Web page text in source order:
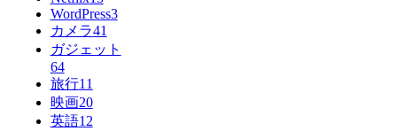
WordPress3
カメラ41
ガジェット
64
旅行11
映画20
英語12